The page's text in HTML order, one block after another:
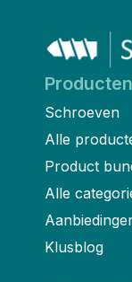
Producten
Schroeven
Alle
Product
Alle
Klusblog